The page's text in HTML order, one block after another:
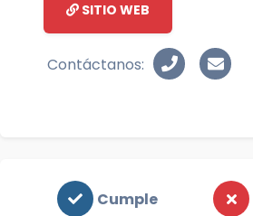
SITIO WEB
Contáctanos:
Cumple